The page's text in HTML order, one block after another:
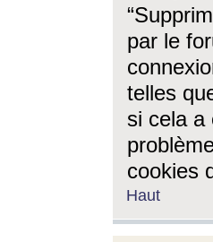
par le
telles
si cela a
cookies
Haut